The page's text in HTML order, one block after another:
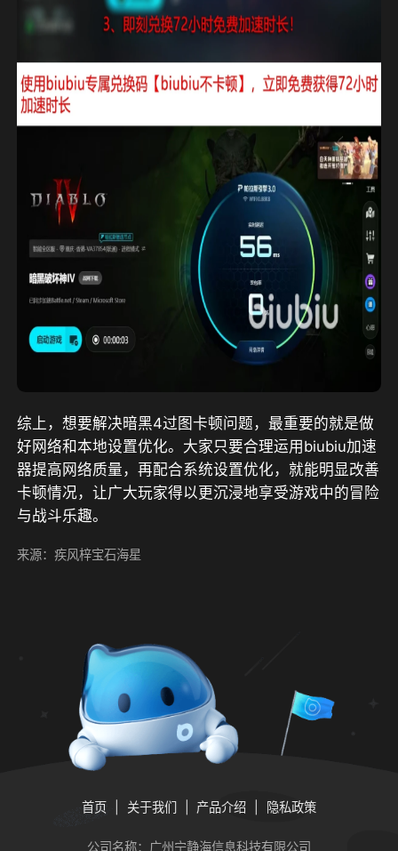
综上，想要解决暗黑4过图卡顿问题，最重要的就是做
好网络和本地设置优化。大家只要合理运用biubiu加速
器提高网络质量，再配合系统设置优化，就能明显改善
卡顿情况，让广大玩家得以更沉浸地享受游戏中的冒险
与战斗乐趣。
来源：疾风梓宝石海星
首页 关于我们 产品介绍 隐私政策
公司名称：广州宁静海信息科技有限公司